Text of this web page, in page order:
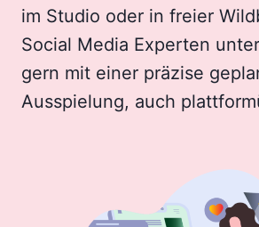
im Studio oder in freier
Social Media Experten
gern mit einer präzise
Ausspielung, auch